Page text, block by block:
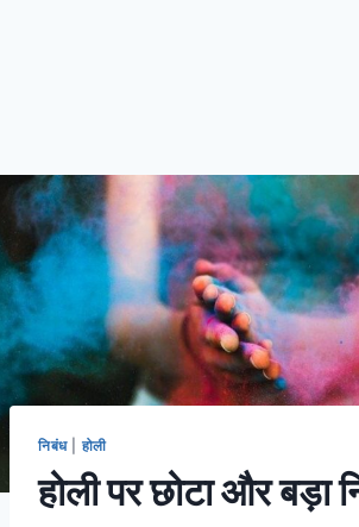
निबंध| होली
होली पर छोटा और बड़ा